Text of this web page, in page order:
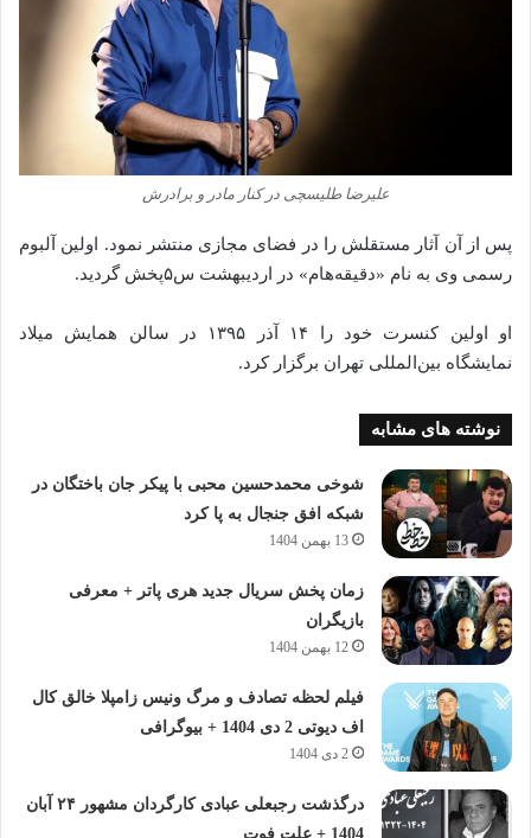
علیرضا طلیسچی در کنار مادر و برادرش
پس از آن آثار مستقلش را در فضای مجازی منتشر نمود. اولین آلبوم
رسمی وی به نام «دقیقه‌هام» در اردیبهشت س۵پخش گردید.
او اولین کنسرت خود را ۱۴ آذر ۱۳۹۵ در سالن همایش میلاد
نمایشگاه بین‌المللی تهران برگزار کرد.
نوشته های مشابه
شوخی محمدحسین محبی با پیکر جان باختگان در
شبکه افق جنجال به پا کرد
13 بهمن 1404
زمان پخش سریال جدید هری پاتر + معرفی
بازیگران
12 بهمن 1404
فیلم لحظه تصادف و مرگ ونیس زامپلا خالق کال
اف دیوتی 2 دی 1404 + بیوگرافی
2 دی 1404
درگذشت رجبعلی عبادی کارگردان مشهور ۲۴ آبان
1404 + علت فوت